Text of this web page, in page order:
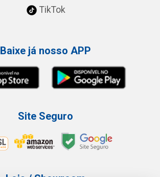
TikTok
Baixe já nosso APP
Site Seguro